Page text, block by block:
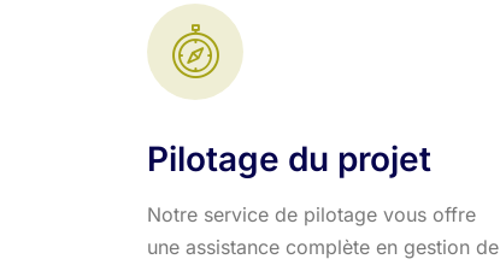
Pilotage du projet
Notre service de pilotage vous offre
une assistance complète en gestion de